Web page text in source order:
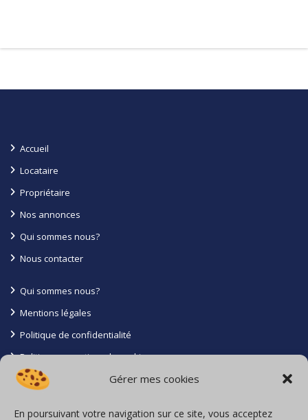
Gérer mes cookies
En poursuivant votre navigation sur ce site, vous acceptez
Accueil
Locataire
Propriétaire
Nos annonces
Qui sommes nous?
Nous contacter
Qui sommes nous?
Mentions légales
Politique de confidentialité
Politique en matiere de cookies
Conditions générales
Contact